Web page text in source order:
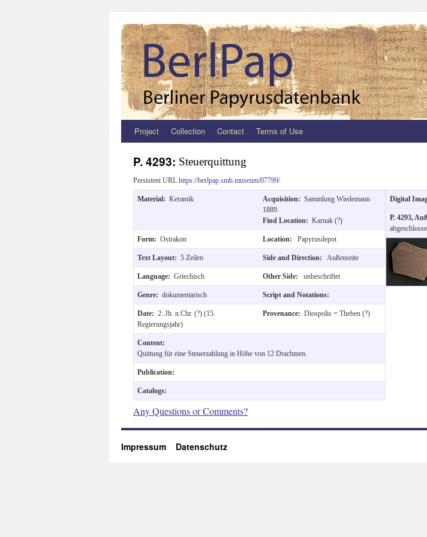
Zum
springen
Project Collection Contact Terms of Use
P. 4293: Steuerquittung
Persistent URL https://berlpap.smb.museum/07799/
Material: Keramik Acquisition: Sammlung Wiedemann
1889.
Find Location: Karnak (?)
Form: Ostrakon Location: Papyrusdepot
Text Layout: 5 Zeilen Side and Direction: Außenseite
Language: Griechisch Other Side: unbeschriftet
Genre: dokumentarisch Script and Notations:
Date: 2. Jh. n.Chr. (?) (15.
Regierungsjahr)
Provenance: Diospolis = Theben (?)
Content:
Quittung für eine Steuerzahlung in Höhe von 12 Drachmen.
Publication:
Catalogs:
Digital
P. 4293,
Any Questions or Comments?
Impressum Datenschutz